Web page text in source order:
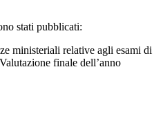
stati pubblicati:
ministeriali relative agli esami di
finale dell’anno